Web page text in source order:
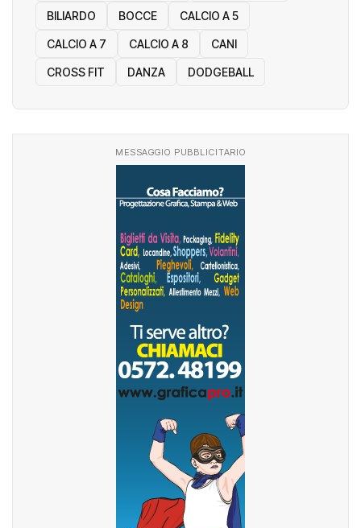
BILIARDO BOCCE CALCIO A 5
CALCIO A 7 CALCIO A 8 CANI
CROSS FIT DANZA DODGEBALL
MESSAGGIO PUBBLICITARIO